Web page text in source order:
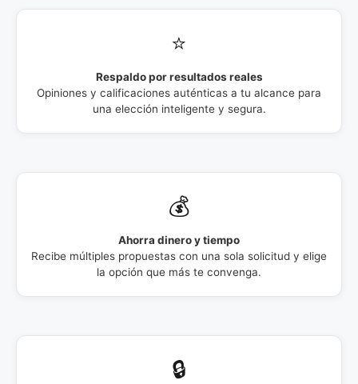
⭐
Respaldo por resultados reales
Opiniones y calificaciones auténticas a tu alcance para
una elección inteligente y segura.
💰
Ahorra dinero y tiempo
Recibe múltiples propuestas con una sola solicitud y elige
la opción que más te convenga.
🔒